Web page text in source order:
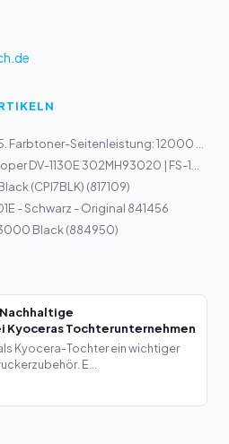
(CPI7BLK) (817109)
- Schwarz - Original 841456
3000 Black (884950)
Tochterunternehmen
Kyocera-Tochter ein wichtiger
E...